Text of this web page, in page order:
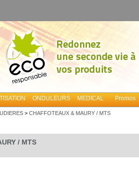
ONDULEURS MEDICAL Promos
> CHAFFOTEAUX & MAURY / MTS
/ MTS